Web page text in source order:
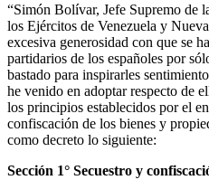
“Simón Bolívar, Jefe Supremo de
los Ejércitos de Venezuela y
excesiva generosidad con que se
partidarios de los españoles por
bastado para inspirarles
he venido en adoptar respecto de
los principios establecidos por el
confiscación de los bienes y
como decreto lo siguiente:
Sección 1° Secuestro y